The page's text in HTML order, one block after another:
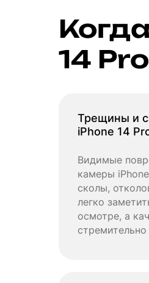
14
Трещины и
iPhone 14
Видимые
камеры
сколы,
легко
осмотре, а
стремительно